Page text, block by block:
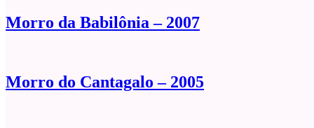
Morro da Babilônia – 2007
Morro do Cantagalo – 2005